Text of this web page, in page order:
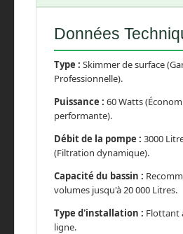
Données
Type : Skimmer de surface
Professionnelle).
Puissance : 60 Watts
performante).
Débit de la pompe : 3000
(Filtration dynamique).
Capacité du bassin :
volumes jusqu'à 20 000 Litres.
Type d'installation : Flottant
ligne.